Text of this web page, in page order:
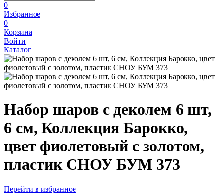
0
Избранное
0
Корзина
Войти
Каталог
Набор шаров с деколем 6 шт,
6 см, Коллекция Барокко,
цвет фиолетовый с золотом,
пластик СНОУ БУМ 373
Перейти в избранное